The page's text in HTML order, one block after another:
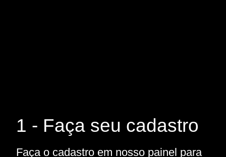
1 - Faça seu cadastro
Faça o cadastro em nosso painel para